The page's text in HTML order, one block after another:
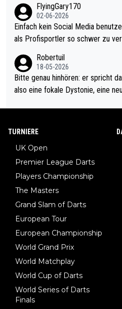
el hat.
s Leben in den Griff kriegen. Nur
r war doch neulich erst derjenige,
rovoziert hat. Und Littlers Mutter
FlyingGary170
02-06-2026
Einfach kein Social Media
als Profisportler so schwer zu
Robertuil
18-05-2026
Bitte genau hinhören: er spricht
also eine fokale Dystonie, eine
be immer noch, dass sehr viele
diese könnten teils wirksam
man nur zum Neurologen und
TURNIERE
UK Open
Premier League Darts
Players Championship
The Masters
Grand Slam of Darts
European Tour
European Championship
World Grand Prix
World Matchplay
World Cup of Darts
World Series of Darts
Finals